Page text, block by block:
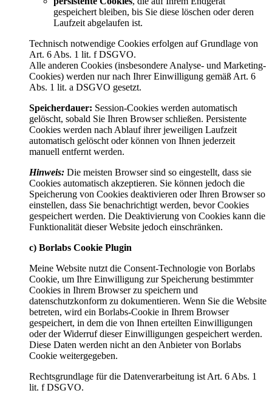
gespeichert bleiben, bis Sie diese löschen oder deren
Laufzeit abgelaufen ist.
Technisch notwendige Cookies erfolgen auf Grundlage von
Art. 6 Abs. 1 lit. f DSGVO.
Alle anderen Cookies (insbesondere Analyse- und Marketing-
Cookies) werden nur nach Ihrer Einwilligung gemäß Art. 6
Abs. 1 lit. a DSGVO gesetzt.
Speicherdauer: Session-Cookies werden automatisch
gelöscht, sobald Sie Ihren Browser schließen. Persistente
Cookies werden nach Ablauf ihrer jeweiligen Laufzeit
automatisch gelöscht oder können von Ihnen jederzeit
manuell entfernt werden.
Hinweis: Die meisten Browser sind so eingestellt, dass sie
Cookies automatisch akzeptieren. Sie können jedoch die
Speicherung von Cookies deaktivieren oder Ihren Browser so
einstellen, dass Sie benachrichtigt werden, bevor Cookies
gespeichert werden. Die Deaktivierung von Cookies kann die
Funktionalität dieser Website jedoch einschränken.
c) Borlabs Cookie Plugin
Meine Website nutzt die Consent-Technologie von Borlabs
Cookie, um Ihre Einwilligung zur Speicherung bestimmter
Cookies in Ihrem Browser zu speichern und
datenschutzkonform zu dokumentieren. Wenn Sie die Website
betreten, wird ein Borlabs-Cookie in Ihrem Browser
gespeichert, in dem die von Ihnen erteilten Einwilligungen
oder der Widerruf dieser Einwilligungen gespeichert werden.
Diese Daten werden nicht an den Anbieter von Borlabs
Cookie weitergegeben.
Rechtsgrundlage für die Datenverarbeitung ist Art. 6 Abs. 1
lit. f DSGVO.